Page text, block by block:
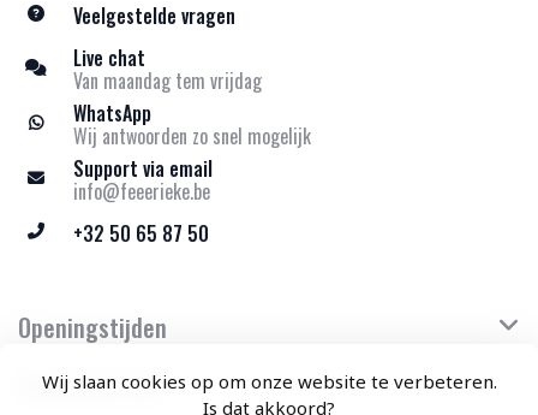
Wij slaan cookies op om onze website te verbeteren.
Is dat akkoord?
Veelgestelde vragen
Live chat
Van maandag tem vrijdag
WhatsApp
Wij antwoorden zo snel mogelijk
Support via email
info@feeerieke.be
+32 50 65 87 50
Openingstijden
Klantenservice